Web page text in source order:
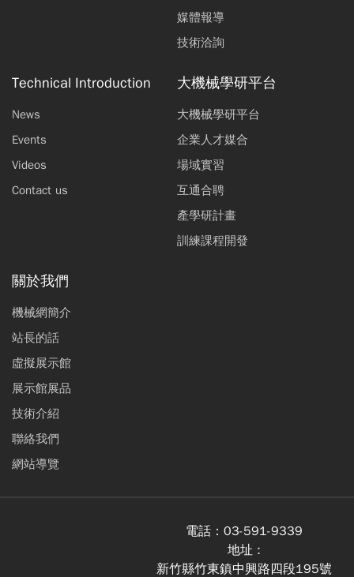
媒體報導
技術洽詢
Technical Introduction
News
Events
Videos
Contact us
大機械學研平台
大機械學研平台
企業人才媒合
場域實習
互通合聘
產學研計畫
訓練課程開發
關於我們
機械網簡介
站長的話
虛擬展示館
展示館展品
技術介紹
聯絡我們
網站導覽
電話： 03-591-9339
地址 :
新竹縣竹東鎮中興路四段195號